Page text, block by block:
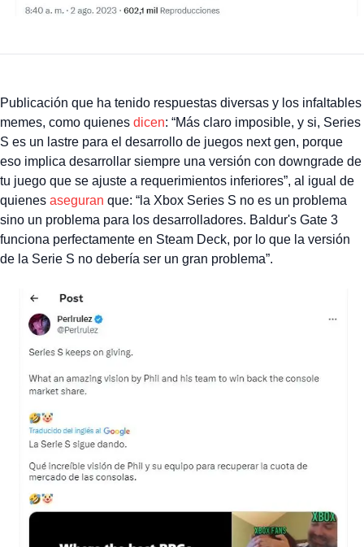
Publicación que ha tenido respuestas diversas y los infaltables
memes, como quienes dicen: “Más claro imposible, y si, Series
S es un lastre para el desarrollo de juegos next gen, porque
eso implica desarrollar siempre una versión con downgrade de
tu juego que se ajuste a requerimientos inferiores”, al igual de
quienes aseguran que: “la Xbox Series S no es un problema
sino un problema para los desarrolladores. Baldur's Gate 3
funciona perfectamente en Steam Deck, por lo que la versión
de la Serie S no debería ser un gran problema”.